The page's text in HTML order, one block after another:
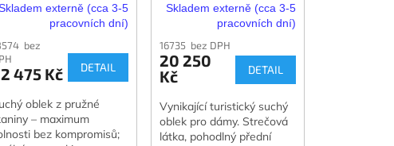
externě (cca 3-5
pracovních dní)
bez
475 Kč DETAIL
oblek z pružné
– maximum
bez kompromisů;
Skladem externě (cca 3-5
pracovních dní)
16735 bez DPH
20 250
Kč
DETAIL
Vynikající turistický suchý
oblek pro dámy. Strečová
látka, pohodlný přední